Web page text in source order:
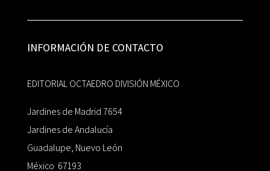
INFORMACIÓN DE CONTACTO
EDITORIAL OCTAEDRO DIVISIÓN MÉXICO
Jardines de Madrid 7654
Jardines de Andalucía
Guadalupe, Nuevo León
México 67193